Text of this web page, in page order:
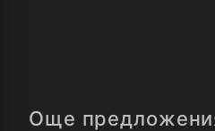
Още